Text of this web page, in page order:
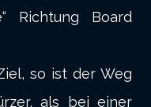
Richtung Board
so ist der Weg
als bei einer